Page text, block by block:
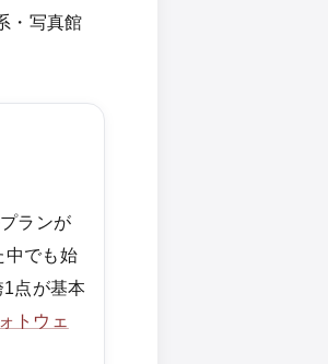
・写真館
ランが
中でも始
点が基本
トウェ